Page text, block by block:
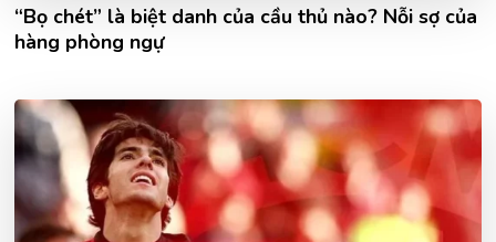
“Bọ chét” là biệt danh của cầu thủ nào? Nỗi sợ của
hàng phòng ngự